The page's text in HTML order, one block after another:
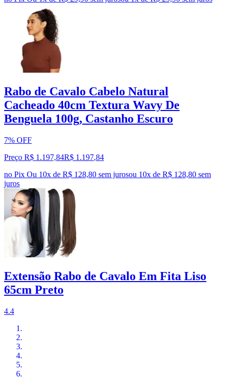
Rabo de Cavalo Cabelo Natural
Cacheado 40cm Textura Wavy De
Benguela 100g, Castanho Escuro
7% OFF
Preço R$ 1.197,84R$ 1.197,84
no Pix Ou 10x de R$ 128,80 sem jurosou 10x de R$ 128,80 sem
juros
Extensão Rabo de Cavalo Em Fita Liso
65cm Preto
4.4